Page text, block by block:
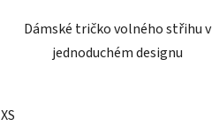
Dámské tričko volného střihu v
jednoduchém designu
XS